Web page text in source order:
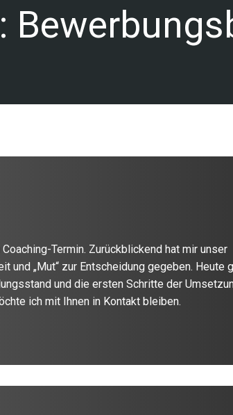
Termin. Zurückblickend hat mir unser
und „Mut“ zur Entscheidung gegeben. Heute
und die ersten Schritte der
ich mit Ihnen in Kontakt bleiben.